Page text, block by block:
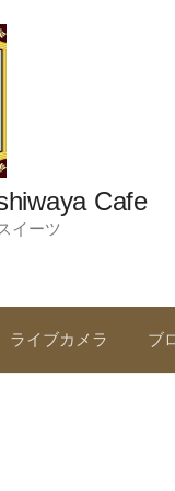
Cafe
イーツ
ライブカメラ ブ